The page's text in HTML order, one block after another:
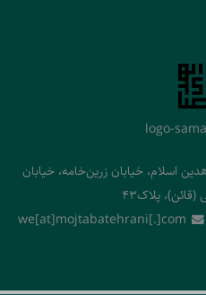
اسلام، خیابان زرین‌خامه، خیابان
پلاک43
we[at]mojtabatehrani[.]com